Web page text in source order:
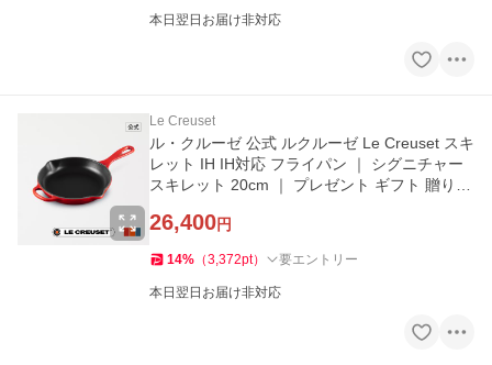
本日翌日お届け非対応
Le Creuset
ル・クルーゼ 公式 ルクルーゼ Le Creuset スキ
レット IH IH対応 フライパン ｜ シグニチャー
スキレット 20cm ｜ プレゼント ギフト 贈り物
26,400円
14% （3,372pt） 要エントリー
本日翌日お届け非対応